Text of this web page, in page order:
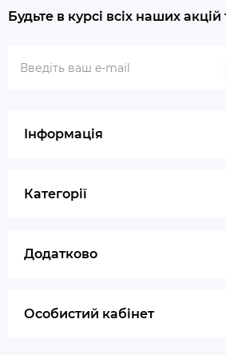
Будьте в курсі всіх наших
Інформація
Категорії
Додатково
Особистий кабінет